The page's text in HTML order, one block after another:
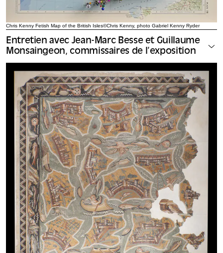
Chris Kenny Fetish Map of the British Isles©Chris Kenny, photo Gabriel Kenny Ryder
Entretien avec Jean-Marc Besse et Guillaume
Monsaingeon, commissaires de l’exposition